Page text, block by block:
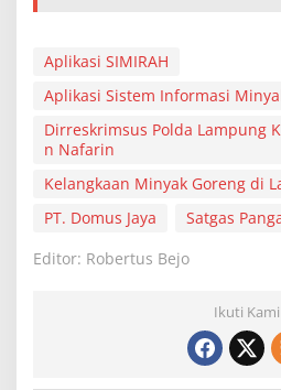
Aplikasi SIMIRAH
Aplikasi Sistem Informasi
Dirreskrimsus Polda Lampung
n Nafarin
Kelangkaan Minyak Goreng di
PT. Domus Jaya
Satgas
Editor: Robertus Bejo
Ikuti Kami